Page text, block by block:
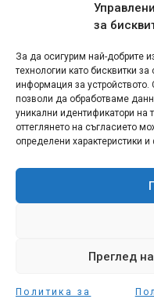
за
За да осигурим най-добрите
технологии като бисквитки
информация за устройството.
позволи да обработваме
уникални идентификатори на
оттеглянето на съгласието
определени характеристики и
Преглед
Политика за
Политика за
Политика за
Формуляр